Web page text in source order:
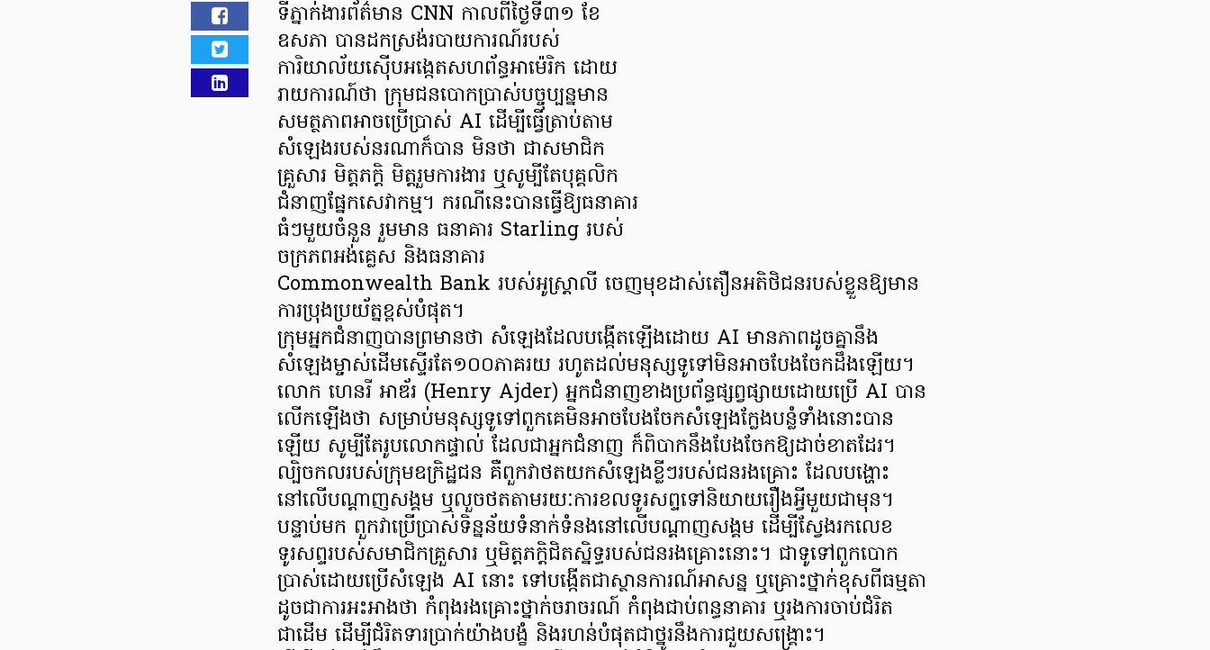
ទីភ្នាក់ងារព័ត៌មាន CNN កាលពីថ្ងៃទី៣១ ខែ
ឧសភា បានដកស្រង់របាយការណ៍របស់
ការិយាល័យស៊ើបអង្កេតសហព័ន្ធអាម៉េរិក ដោយ
រាយការណ៍ថា ក្រុមជនបោកប្រាស់បច្ចុប្បន្នមាន
សមត្ថភាពអាចប្រើប្រាស់ AI ដើម្បីធ្វើត្រាប់តាម
សំឡេងរបស់នរណាក៏បាន មិនថា ជាសមាជិក
គ្រួសារ មិត្តភក្តិ មិត្តរួមការងារ ឬសូម្បីតែបុគ្គលិក
ជំនាញផ្នែកសេវាកម្ម។ ករណីនេះបានធ្វើឱ្យធនាគារ
ធំៗមួយចំនួន រួមមាន ធនាគារ Starling របស់
ចក្រភពអង់គ្លេស និងធនាគារ
Commonwealth Bank របស់អូស្ត្រាលី ចេញមុខដាស់តឿនអតិថិជនរបស់ខ្លួនឱ្យមាន
ការប្រុងប្រយ័ត្នខ្ពស់បំផុត។
ក្រុមអ្នកជំនាញបានព្រមានថា សំឡេងដែលបង្កើតឡើងដោយ AI មានភាពដូចគ្នានឹង
សំឡេងម្ចាស់ដើមស្ទើរតែ១០០ភាគរយ រហូតដល់មនុស្សទូទៅមិនអាចបែងចែកដឹងឡើយ។
លោក ហេនរី អាឌ័រ (Henry Ajder) អ្នកជំនាញខាងប្រព័ន្ធផ្សព្វផ្សាយដោយប្រើ AI បាន
លើកឡើងថា សម្រាប់មនុស្សទូទៅពួកគេមិនអាចបែងចែកសំឡេងក្លែងបន្លំទាំងនោះបាន
ឡើយ សូម្បីតែរូបលោកផ្ទាល់ ដែលជាអ្នកជំនាញ ក៏ពិបាកនឹងបែងចែកឱ្យដាច់ខាតដែរ។
ល្បិចកលរបស់ក្រុមឧក្រិដ្ឋជន គឺពួកវាថតយកសំឡេងខ្លីៗរបស់ជនរងគ្រោះ ដែលបង្ហោះ
នៅលើបណ្តាញសង្គម ឬលួចថតតាមរយៈការខលទូរសព្ទទៅនិយាយរឿងអ្វីមួយជាមុន។
បន្ទាប់មក ពួកវាប្រើប្រាស់ទិន្នន័យទំនាក់ទំនងនៅលើបណ្តាញសង្គម ដើម្បីស្វែងរកលេខ
ទូរសព្ទរបស់សមាជិកគ្រួសារ ឬមិត្តភក្តិជិតស្និទ្ធរបស់ជនរងគ្រោះនោះ។ ជាទូទៅពួកបោក
ប្រាស់ដោយប្រើសំឡេង AI នោះ ទៅបង្កើតជាស្ថានការណ៍អាសន្ន ឬគ្រោះថ្នាក់ខុសពីធម្មតា
ដូចជាការអះអាងថា កំពុងរងគ្រោះថ្នាក់ចរាចរណ៍ កំពុងជាប់ពន្ធនាគារ ឬរងការចាប់ជំរិត
ជាដើម ដើម្បីជំរិតទារប្រាក់យ៉ាងបង្ខំ និងរហន់បំផុតជាថ្នូរនឹងការជួយសង្គ្រោះ។